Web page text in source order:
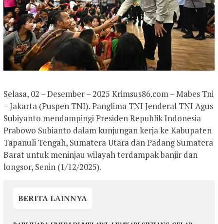
Selasa, 02 – Desember – 2025 Krimsus86.com – Mabes Tni
– Jakarta (Puspen TNI). Panglima TNI Jenderal TNI Agus
Subiyanto mendampingi Presiden Republik Indonesia
Prabowo Subianto dalam kunjungan kerja ke Kabupaten
Tapanuli Tengah, Sumatera Utara dan Padang Sumatera
Barat untuk meninjau wilayah terdampak banjir dan
longsor, Senin (1/12/2025).
BERITA LAINNYA